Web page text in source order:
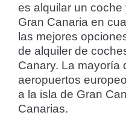
es alquilar un coche
Gran Canaria en
las mejores
de alquiler de
Canary. La mayoría
aeropuertos
a la isla de Gran
Canarias.